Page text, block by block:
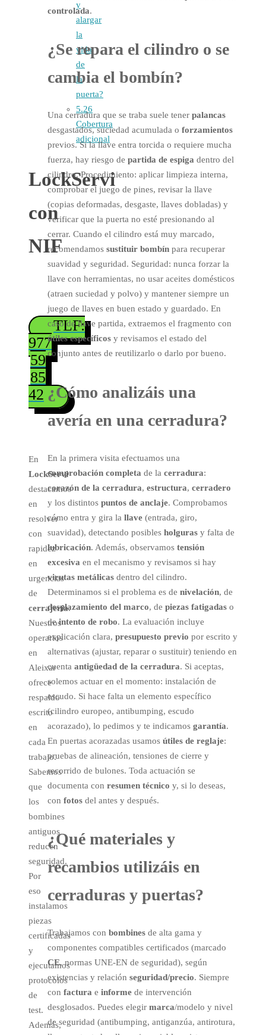
y
alargar
la
vida
de
la
puerta?
5.26
Cobertura
adicional
LockServi
con
NIF
TLF:
977
59
85
42
En
LockServi
destacamos
en
resolver
con
rapidez
en
urgencias
de
cerrajería.
Nuestros
operarios
en
Aleixar
ofrece
respaldo
escrito
en
cada
trabajo.
Sabemos
que
los
bombines
antiguos
reducen
seguridad.
Por
eso
instalamos
piezas
certificadas
y
ejecutamos
protocolos
de
test.
Además,
controlada.
¿Se repara el cilindro o se
cambia el bombín?
Una cerradura que se traba suele tener palancas
desgastados, suciedad acumulada o forzamientos
previos. Si la llave entra torcida o requiere mucha
fuerza, hay riesgo de partida de espiga dentro del
cilindro. Procedimiento: aplicar limpieza interna,
comprobar el juego de pines, revisar la llave
(copias deformadas, desgaste, llaves dobladas) y
verificar que la puerta no esté presionando al
cerrar. Cuando el cilindro está muy marcado,
recomendamos sustituir bombín para recuperar
suavidad y seguridad. Seguridad: nunca forzar la
llave con herramientas, no usar aceites domésticos
(atraen suciedad y polvo) y mantener siempre un
juego de llaves en buen estado y guardado. En
caso de llave partida, extraemos el fragmento con
útiles específicos y revisamos el estado del
conjunto antes de reutilizarlo o darlo por bueno.
¿Cómo analizáis una
avería en una cerradura?
En la primera visita efectuamos una
comprobación completa de la cerradura:
corazón de la cerradura, estructura, cerradero
y los distintos puntos de anclaje. Comprobamos
cómo entra y gira la llave (entrada, giro,
suavidad), detectando posibles holguras y falta de
lubricación. Además, observamos tensión
excesiva en el mecanismo y revisamos si hay
virutas metálicas dentro del cilindro.
Determinamos si el problema es de nivelación, de
desplazamiento del marco, de piezas fatigadas o
deintento de robo. La evaluación incluye
explicación clara, presupuesto previo por escrito y
alternativas (ajustar, reparar o sustituir) teniendo en
cuenta antigüedad de la cerradura. Si aceptas,
solemos actuar en el momento: instalación de
escudo. Si hace falta un elemento específico
(cilindro europeo, antibumping, escudo
acorazado), lo pedimos y te indicamos garantía.
En puertas acorazadas usamos útiles de reglaje:
pruebas de alineación, tensiones de cierre y
recorrido de bulones. Toda actuación se
documenta con resumen técnico y, si lo deseas,
con fotos del antes y después.
¿Qué materiales y
recambios utilizáis en
cerraduras y puertas?
Trabajamos con bombines de alta gama y
componentes compatibles certificados (marcado
CE, normas UNE-EN de seguridad), según
existencias y relación seguridad/precio. Siempre
con factura e informe de intervención
desglosados. Puedes elegir marca/modelo y nivel
de seguridad (antibumping, antiganzúa, antirotura,